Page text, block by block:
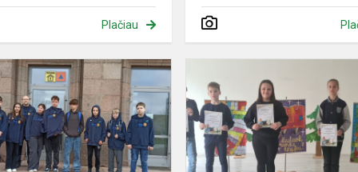
Plačiau
Robotų
konstruotojų
būrelio
išvyka
varžybas